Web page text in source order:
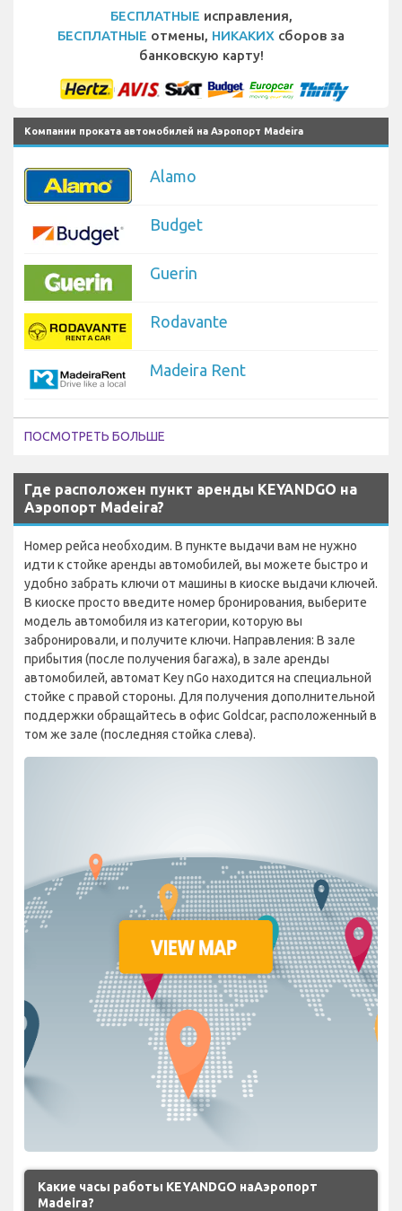
БЕСПЛАТНЫЕ исправления,
БЕСПЛАТНЫЕ отмены, НИКАКИХ сборов за
банковскую карту!
Компании проката автомобилей на Аэропорт Madeira
Alamo
Budget
Guerin
Rodavante
Madeira Rent
ПОСМОТРЕТЬ БОЛЬШЕ
Где расположен пункт аренды KEYANDGO на
Аэропорт Madeira?
Номер рейса необходим. В пункте выдачи вам не нужно
идти к стойке аренды автомобилей, вы можете быстро и
удобно забрать ключи от машины в киоске выдачи ключей.
В киоске просто введите номер бронирования, выберите
модель автомобиля из категории, которую вы
забронировали, и получите ключи. Направления: В зале
прибытия (после получения багажа), в зале аренды
автомобилей, автомат Key nGo находится на специальной
стойке с правой стороны. Для получения дополнительной
поддержки обращайтесь в офис Goldcar, расположенный в
том же зале (последняя стойка слева).
Какие часы работы KEYANDGO наАэропорт
Madeira?